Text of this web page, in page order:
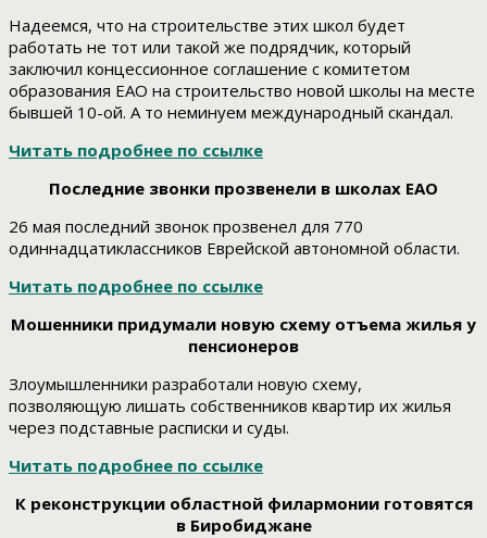
Надеемся, что на строительстве этих школ будет
работать не тот или такой же подрядчик, который
заключил концессионное соглашение с комитетом
образования ЕАО на строительство новой школы на месте
бывшей 10-ой. А то неминуем международный скандал.
Читать подробнее по ссылке
Последние звонки прозвенели в школах ЕАО
26 мая последний звонок прозвенел для 770
одиннадцатиклассников Еврейской автономной области.
Читать подробнее по ссылке
Мошенники придумали новую схему отъема жилья у
пенсионеров
Злоумышленники разработали новую схему,
позволяющую лишать собственников квартир их жилья
через подставные расписки и суды.
Читать подробнее по ссылке
К реконструкции областной филармонии готовятся
в Биробиджане